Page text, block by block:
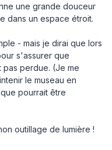
une grande douceur
dans un espace étroit.
- mais je dirai que lors
s'assurer que
perdue. (Je me
le museau en
pourrait être
outillage de lumière !